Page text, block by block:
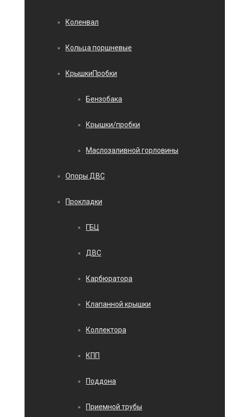
Коленвал
Кольца поршневые
КрышкиПробки
Бензобака
Крышки/пробки
Маслозаливной горловины
Опоры ДВС
Прокладки
ГБЦ
ДВС
Карбюратора
Клапанной крышки
Коллектора
КПП
Поддона
Приемной трубы